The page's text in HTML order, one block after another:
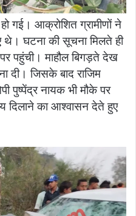
गई। आक्रोशित ग्रामीणों ने
थे। घटना की सूचना मिलते ही
पहुंची। माहौल बिगड़ते देख
दी। जिसके बाद राजिम
पुष्पेंद्र नायक भी मौके पर
दिलाने का आश्वासन देते हुए